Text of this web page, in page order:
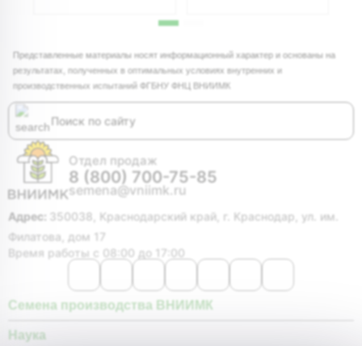
Представленные материалы носят информационный характер и основаны на
результатах, полученных в оптимальных условиях внутренних и
производственных испытаний ФГБНУ ФНЦ ВНИИМК
Отдел продаж
8 (800) 700-75-85
semena@vniimk.ru
Адрес: 350038, Краснодарский край, г. Краснодар, ул. им.
Филатова, дом 17
Время работы с 08:00 до 17:00
Семена производства ВНИИМК
Наука